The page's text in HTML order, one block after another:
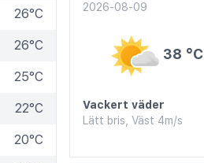
26°C
26°C
25°C
22°C
20°C
2026-08-09
38 °C
Vackert väder
Lätt bris, Väst 4m/s